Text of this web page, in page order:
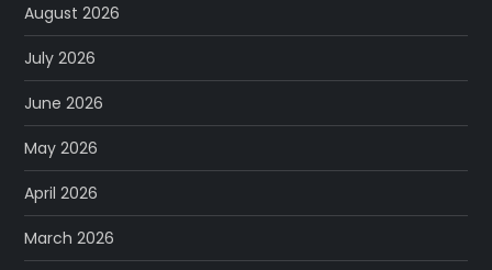
August 2026
July 2026
June 2026
May 2026
April 2026
March 2026